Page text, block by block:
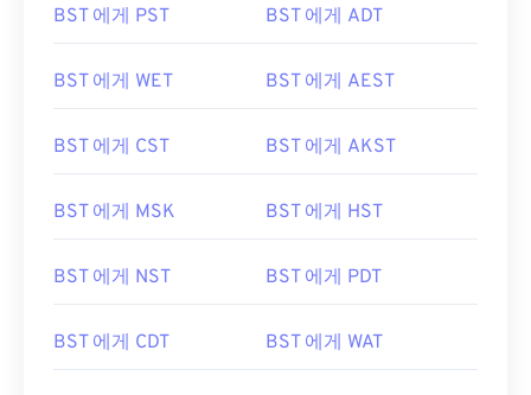
BST 에게 PST BST 에게 ADT
BST 에게 WET BST 에게 AEST
BST 에게 CST BST 에게 AKST
BST 에게 MSK BST 에게 HST
BST 에게 NST BST 에게 PDT
BST 에게 CDT BST 에게 WAT